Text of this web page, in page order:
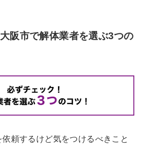
阪市で解体業者を選ぶ3つの
頼するけど気をつけるべきこと